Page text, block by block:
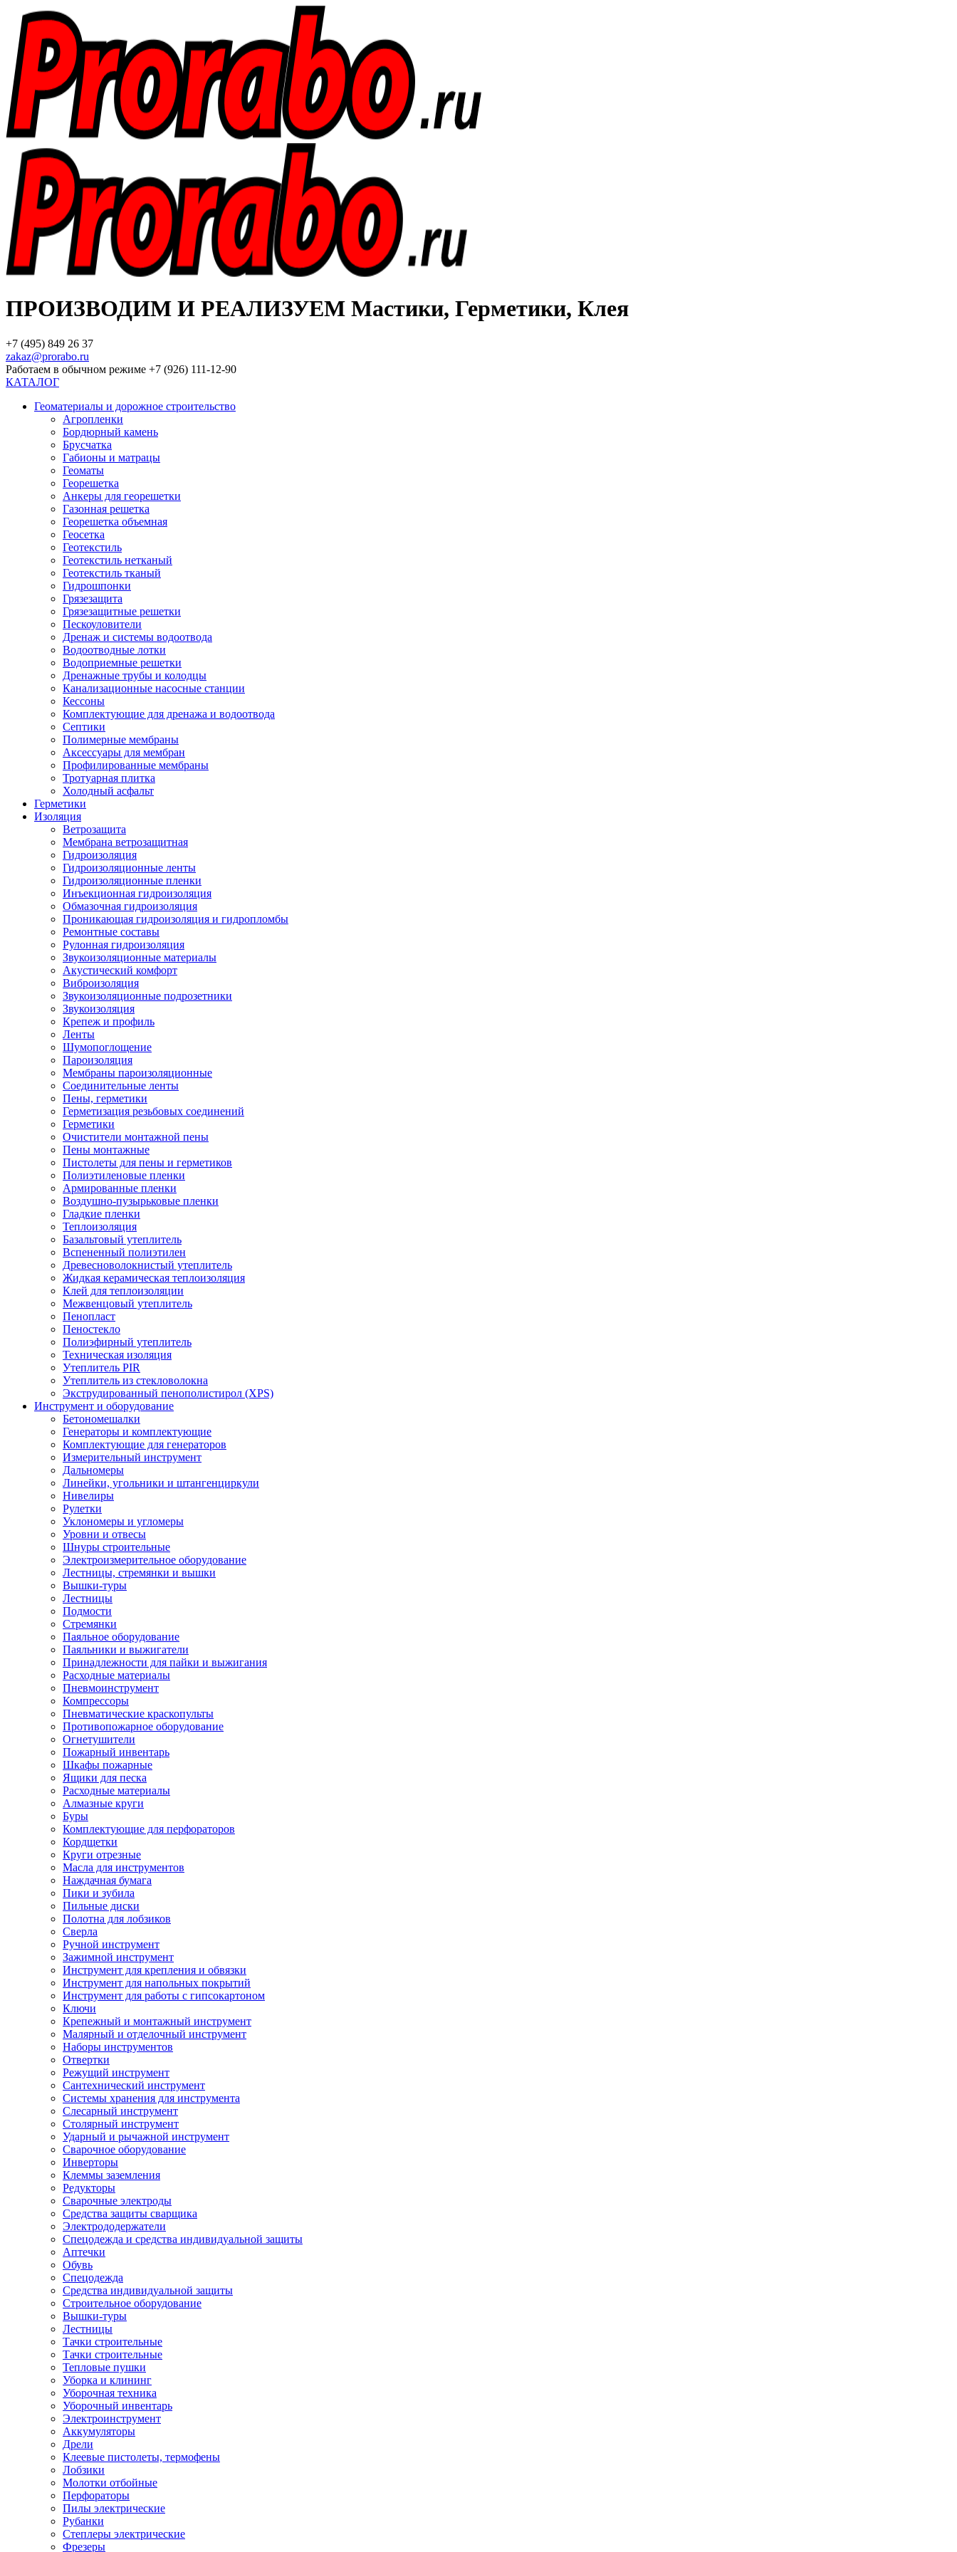
ПРОИЗВОДИМ И РЕАЛИЗУЕМ Мастики, Герметики, Клея
+7 (495) 849 26 37
zakaz@prorabo.ru
Работаем в обычном режиме +7 (926) 111-12-90
КАТАЛОГ
Геоматериалы и дорожное строительство
Агропленки
Бордюрный камень
Брусчатка
Габионы и матрацы
Геоматы
Георешетка
Анкеры для георешетки
Газонная решетка
Георешетка объемная
Геосетка
Геотекстиль
Геотекстиль нетканый
Геотекстиль тканый
Гидрошпонки
Грязезащита
Грязезащитные решетки
Пескоуловители
Дренаж и системы водоотвода
Водоотводные лотки
Водоприемные решетки
Дренажные трубы и колодцы
Канализационные насосные станции
Кессоны
Комплектующие для дренажа и водоотвода
Септики
Полимерные мембраны
Аксессуары для мембран
Профилированные мембраны
Тротуарная плитка
Холодный асфальт
Герметики
Изоляция
Ветрозащита
Мембрана ветрозащитная
Гидроизоляция
Гидроизоляционные ленты
Гидроизоляционные пленки
Инъекционная гидроизоляция
Обмазочная гидроизоляция
Проникающая гидроизоляция и гидропломбы
Ремонтные составы
Рулонная гидроизоляция
Звукоизоляционные материалы
Акустический комфорт
Виброизоляция
Звукоизоляционные подрозетники
Звукоизоляция
Крепеж и профиль
Ленты
Шумопоглощение
Пароизоляция
Мембраны пароизоляционные
Соединительные ленты
Пены, герметики
Герметизация резьбовых соединений
Герметики
Очистители монтажной пены
Пены монтажные
Пистолеты для пены и герметиков
Полиэтиленовые пленки
Армированные пленки
Воздушно-пузырьковые пленки
Гладкие пленки
Теплоизоляция
Базальтовый утеплитель
Вспененный полиэтилен
Древесноволокнистый утеплитель
Жидкая керамическая теплоизоляция
Клей для теплоизоляции
Межвенцовый утеплитель
Пенопласт
Пеностекло
Полиэфирный утеплитель
Техническая изоляция
Утеплитель PIR
Утеплитель из стекловолокна
Экструдированный пенополистирол (XPS)
Инструмент и оборудование
Бетономешалки
Генераторы и комплектующие
Комплектующие для генераторов
Измерительный инструмент
Дальномеры
Линейки, угольники и штангенциркули
Нивелиры
Рулетки
Уклономеры и угломеры
Уровни и отвесы
Шнуры строительные
Электроизмерительное оборудование
Лестницы, стремянки и вышки
Вышки-туры
Лестницы
Подмости
Стремянки
Паяльное оборудование
Паяльники и выжигатели
Принадлежности для пайки и выжигания
Расходные материалы
Пневмоинструмент
Компрессоры
Пневматические краскопульты
Противопожарное оборудование
Огнетушители
Пожарный инвентарь
Шкафы пожарные
Ящики для песка
Расходные материалы
Алмазные круги
Буры
Комплектующие для перфораторов
Кордщетки
Круги отрезные
Масла для инструментов
Наждачная бумага
Пики и зубила
Пильные диски
Полотна для лобзиков
Сверла
Ручной инструмент
Зажимной инструмент
Инструмент для крепления и обвязки
Инструмент для напольных покрытий
Инструмент для работы с гипсокартоном
Ключи
Крепежный и монтажный инструмент
Малярный и отделочный инструмент
Наборы инструментов
Отвертки
Режущий инструмент
Сантехнический инструмент
Системы хранения для инструмента
Слесарный инструмент
Столярный инструмент
Ударный и рычажной инструмент
Сварочное оборудование
Инверторы
Клеммы заземления
Редукторы
Сварочные электроды
Средства защиты сварщика
Электрододержатели
Спецодежда и средства индивидуальной защиты
Аптечки
Обувь
Спецодежда
Средства индивидуальной защиты
Строительное оборудование
Вышки-туры
Лестницы
Тачки строительные
Тачки строительные
Тепловые пушки
Уборка и клининг
Уборочная техника
Уборочный инвентарь
Электроинструмент
Аккумуляторы
Дрели
Клеевые пистолеты, термофены
Лобзики
Молотки отбойные
Перфораторы
Пилы электрические
Рубанки
Степлеры электрические
Фрезеры